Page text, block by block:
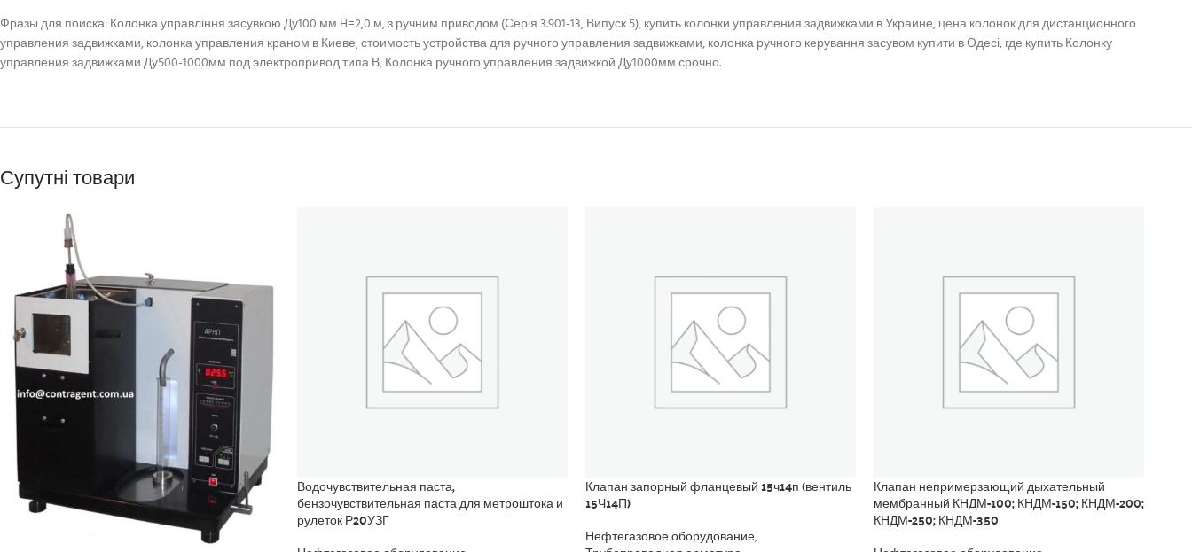
Фразы для поиска: Колонка управління засувкою Ду100 мм H=2,0 м, з ручним приводом (Серія 3.901-13, Випуск 5), купить колонки управления задвижками в Украине, цена колонок для дистанционного
управления задвижками, колонка управления краном в Киеве, стоимость устройства для ручного управления задвижками, колонка ручного керування засувом купити в Одесі, где купить Колонку
управления задвижками Ду500-1000мм под электропривод типа В, Колонка ручного управления задвижкой Ду1000мм срочно.
Супутні товари
Водочувствительная паста,
бензочувствительная паста для метроштока и
рулеток Р20УЗГ
Клапан запорный фланцевый 15ч14п (вентиль
15Ч14П)
Нефтегазовое оборудование,
Клапан непримерзающий дыхательный
мембранный КНДМ-100; КНДМ-150; КНДМ-200;
КНДМ-250; КНДМ-350